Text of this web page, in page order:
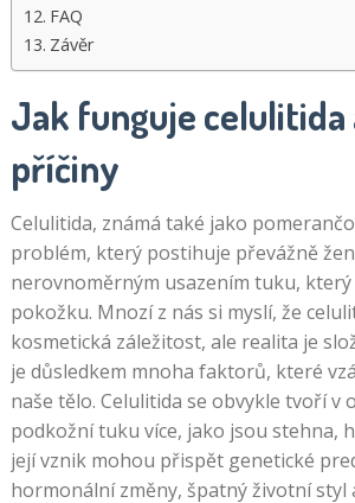
FAQ
Závěr
Jak funguje celulitida
příčiny
Celulitida, známá také jako
problém, který postihuje převážně
nerovnoměrným usazením tuku, který
pokožku. Mnozí z nás si myslí, že
kosmetická záležitost, ale realita je
je důsledkem mnoha faktorů, které
naše tělo. Celulitida se obvykle tvoří v
podkožní tuku více, jako jsou stehna,
její vznik mohou přispět genetické
hormonální změny, špatný životní styl